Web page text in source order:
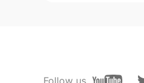
Follow us